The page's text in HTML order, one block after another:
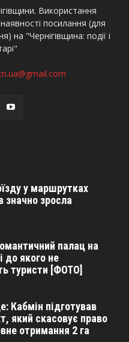
Використання
посилання (для
на "Чернігівщина: події і
у маршрутках
значно зросла
палац на
до якого не
туристи [ФОТО]
Кабмін підготував
який скасовує право
отримання 2 га